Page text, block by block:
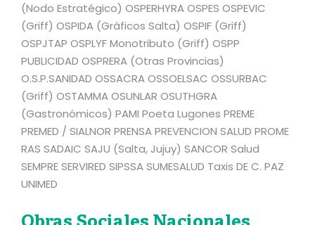
(Nodo Estratégico) OSPERHYRA OSPES OSPEVIC
(Griff) OSPIDA (Gráficos Salta) OSPIF (Griff)
OSPJTAP OSPLYF Monotributo (Griff) OSPP
PUBLICIDAD OSPRERA (Otras Provincias)
O.S.P.SANIDAD OSSACRA OSSOELSAC OSSURBAC
(Griff) OSTAMMA OSUNLAR OSUTHGRA
(Gastronómicos) PAMI Poeta Lugones PREME
PREMED / SIALNOR PRENSA PREVENCION SALUD PROME
RAS SADAIC SAJU (Salta, Jujuy) SANCOR Salud
SEMPRE SERVIRED SIPSSA SUMESALUD Taxis DE C. PAZ
UNIMED